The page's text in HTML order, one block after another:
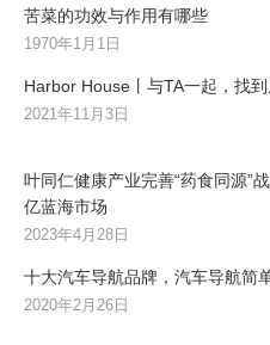
苦菜的功效与作用有哪些
1970年1月1日
Harbor House丨与TA一起，找
2021年11月3日
叶同仁健康产业完善“药食同源”
亿蓝海市场
2023年4月28日
十大汽车导航品牌，汽车导航简
2020年2月26日